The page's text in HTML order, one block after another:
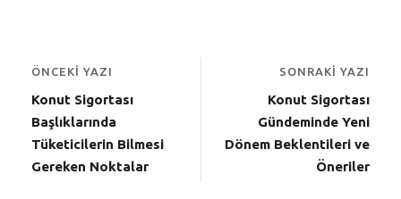
ÖNCEKI YAZI
Konut Sigortası
Başlıklarında
Tüketicilerin Bilmesi
Gereken Noktalar
SONRAKI YAZI
Konut Sigortası
Gündeminde Yeni
Dönem Beklentileri ve
Öneriler